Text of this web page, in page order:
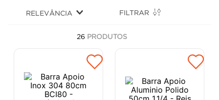
RELEVÂNCIA FILTRAR
26 PRODUTOS
º tinta
massa corrida